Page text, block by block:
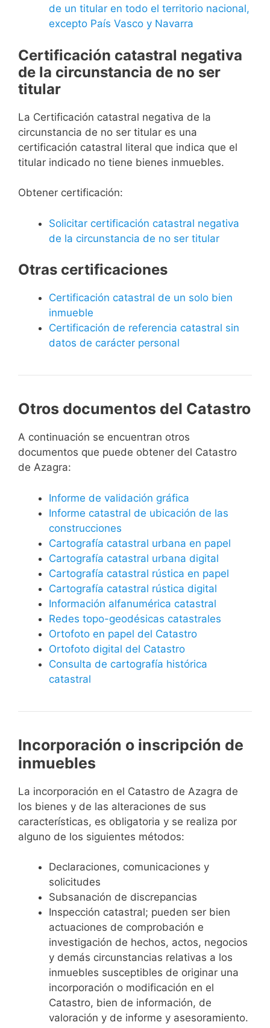
de un titular en todo el territorio nacional,
excepto País Vasco y Navarra
Certificación catastral negativa
de la circunstancia de no ser
titular
La Certificación catastral negativa de la
circunstancia de no ser titular es una
certificación catastral literal que indica que el
titular indicado no tiene bienes inmuebles.
Obtener certificación:
Solicitar certificación catastral negativa
de la circunstancia de no ser titular
Otras certificaciones
Certificación catastral de un solo bien
inmueble
Certificación de referencia catastral sin
datos de carácter personal
Otros documentos del Catastro
A continuación se encuentran otros
documentos que puede obtener del Catastro
de Azagra:
Informe de validación gráfica
Informe catastral de ubicación de las
construcciones
Cartografía catastral urbana en papel
Cartografía catastral urbana digital
Cartografía catastral rústica en papel
Cartografía catastral rústica digital
Información alfanumérica catastral
Redes topo-geodésicas catastrales
Ortofoto en papel del Catastro
Ortofoto digital del Catastro
Consulta de cartografía histórica
catastral
Incorporación o inscripción de
inmuebles
La incorporación en el Catastro de Azagra de
los bienes y de las alteraciones de sus
características, es obligatoria y se realiza por
alguno de los siguientes métodos:
Declaraciones, comunicaciones y
solicitudes
Subsanación de discrepancias
Inspección catastral; pueden ser bien
actuaciones de comprobación e
investigación de hechos, actos, negocios
y demás circunstancias relativas a los
inmuebles susceptibles de originar una
incorporación o modificación en el
Catastro, bien de información, de
valoración y de informe y asesoramiento.